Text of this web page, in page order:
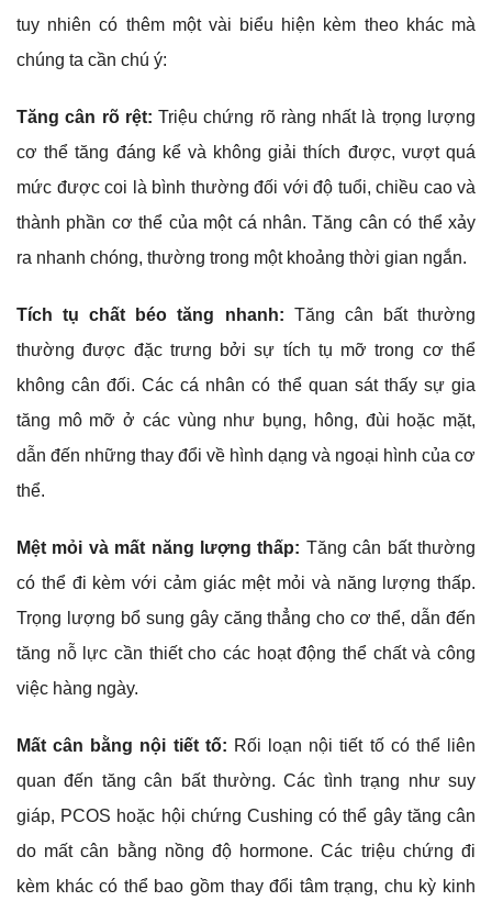
tuy nhiên có thêm một vài biểu hiện kèm theo khác mà
chúng ta cần chú ý:
Tăng cân rõ rệt: Triệu chứng rõ ràng nhất là trọng lượng
cơ thể tăng đáng kể và không giải thích được, vượt quá
mức được coi là bình thường đối với độ tuổi, chiều cao và
thành phần cơ thể của một cá nhân. Tăng cân có thể xảy
ra nhanh chóng, thường trong một khoảng thời gian ngắn.
Tích tụ chất béo tăng nhanh: Tăng cân bất thường
thường được đặc trưng bởi sự tích tụ mỡ trong cơ thể
không cân đối. Các cá nhân có thể quan sát thấy sự gia
tăng mô mỡ ở các vùng như bụng, hông, đùi hoặc mặt,
dẫn đến những thay đổi về hình dạng và ngoại hình của cơ
thể.
Mệt mỏi và mất năng lượng thấp: Tăng cân bất thường
có thể đi kèm với cảm giác mệt mỏi và năng lượng thấp.
Trọng lượng bổ sung gây căng thẳng cho cơ thể, dẫn đến
tăng nỗ lực cần thiết cho các hoạt động thể chất và công
việc hàng ngày.
Mất cân bằng nội tiết tố: Rối loạn nội tiết tố có thể liên
quan đến tăng cân bất thường. Các tình trạng như suy
giáp, PCOS hoặc hội chứng Cushing có thể gây tăng cân
do mất cân bằng nồng độ hormone. Các triệu chứng đi
kèm khác có thể bao gồm thay đổi tâm trạng, chu kỳ kinh